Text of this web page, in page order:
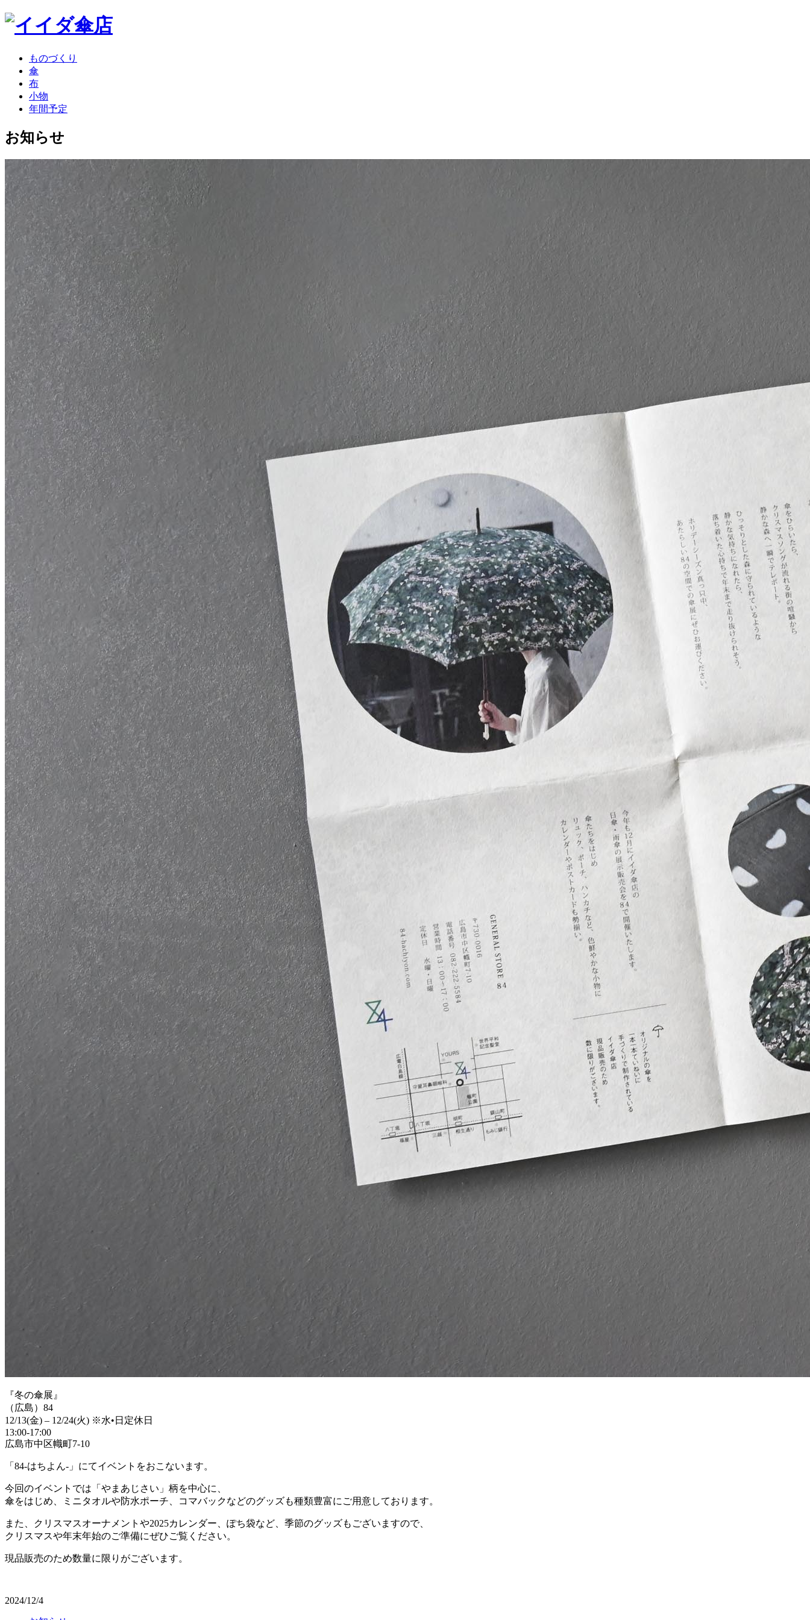
ものづくり
傘
布
小物
年間予定
お知らせ
『冬の傘展』
（広島）84
12/13(金) – 12/24(火) ※水•日定休日
13:00-17:00
広島市中区幟町7-10
「84-はちよん-」にてイベントをおこないます。
今回のイベントでは「やまあじさい」柄を中心に、
傘をはじめ、ミニタオルや防水ポーチ、コマバックなどのグッズも種類豊富にご用意しております。
また、クリスマスオーナメントや2025カレンダー、ぽち袋など、季節のグッズもございますので、
クリスマスや年末年始のご準備にぜひご覧ください。
現品販売のため数量に限りがございます。
2024/12/4